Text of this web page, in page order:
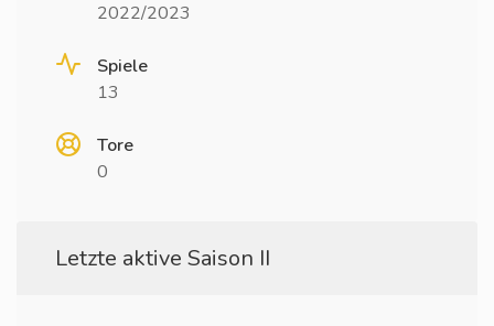
2022/2023
Spiele
13
Tore
0
Letzte aktive Saison II